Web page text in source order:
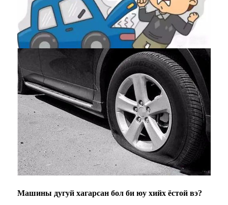
Машины дугуй хагарсан бол би юу хийх ёстой вэ?